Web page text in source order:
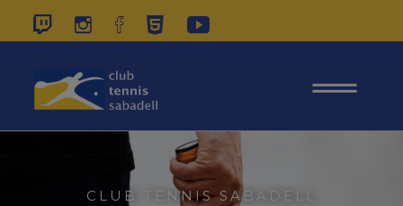
CLUB TENNIS SABADELL